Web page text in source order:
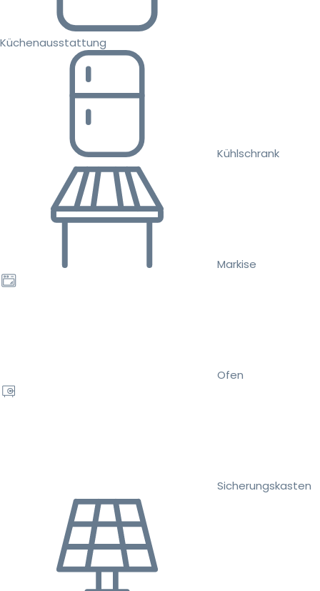
Küchenausstattung
Kühlschrank
Markise
Ofen
Sicherungskasten